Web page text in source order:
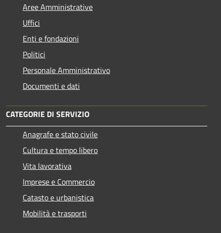
Aree Amministrative
Uffici
Enti e fondazioni
Politici
Personale Amministrativo
Documenti e dati
CATEGORIE DI SERVIZIO
Anagrafe e stato civile
Cultura e tempo libero
Vita lavorativa
Imprese e Commercio
Catasto e urbanistica
Mobilità e trasporti